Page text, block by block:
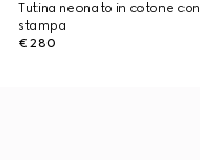
Tutina neonato in cotone con
stampa
€ 280